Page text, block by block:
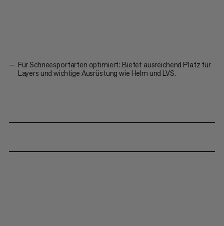
Für Schneesportarten optimiert: Bietet ausreichend Platz für
Layers und wichtige Ausrüstung wie Helm und LVS.